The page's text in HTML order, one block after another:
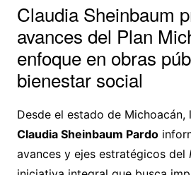
Claudia Sheinbaum
avances del Plan
enfoque en obras
bienestar social
Desde el estado de Michoacán,
Claudia Sheinbaum Pardo
avances y ejes estratégicos del